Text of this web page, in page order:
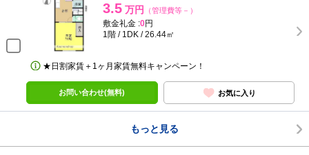
3.5 万円 （管理費等－）
敷金礼金 :0円
1階 / 1DK / 26.44㎡
★日割家賃＋1ヶ月家賃無料キャンペーン！
お問い合わせ(無料) お気に入り
もっと見る